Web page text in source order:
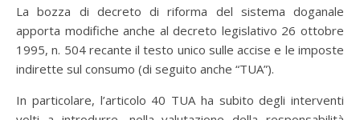
La bozza di decreto di riforma del sistema doganale
apporta modifiche anche al decreto legislativo 26 ottobre
1995, n. 504 recante il testo unico sulle accise e le imposte
indirette sul consumo (di seguito anche “TUA”).
In particolare, l’articolo 40 TUA ha subito degli interventi